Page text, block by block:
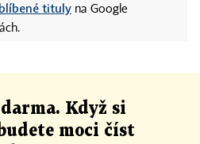
tituly na Google
Když si
moci číst